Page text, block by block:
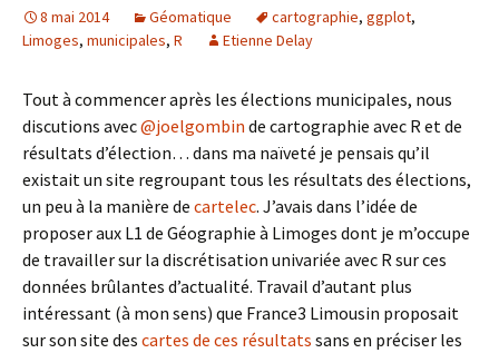
8 mai 2014 Géomatique cartographie, ggplot,
Limoges, municipales, R Etienne Delay
Tout à commencer après les élections municipales, nous
discutions avec@joelgombin de cartographie avec R et de
résultats d’élection… dans ma naïveté je pensais qu’il
existait un site regroupant tous les résultats des élections,
un peu à la manière de cartelec. J’avais dans l’idée de
proposer aux L1 de Géographie à Limoges dont je m’occupe
de travailler sur la discrétisation univariée avec R sur ces
données brûlantes d’actualité. Travail d’autant plus
intéressant (à mon sens) que France3 Limousin proposait
sur son site des cartes de ces résultats sans en préciser les